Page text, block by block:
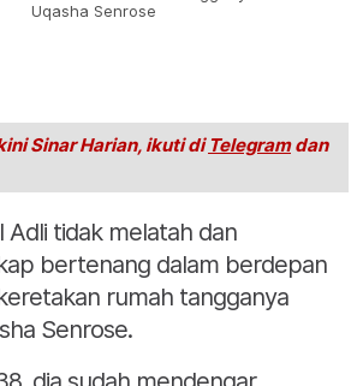
Uqasha Senrose
Sinar Harian, ikuti di Telegramdan
Adli tidak melatah dan
bertenang dalam berdepan
rumah tangganya
Senrose.